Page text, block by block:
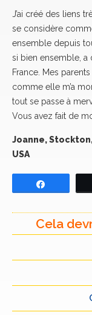
J’ai créé des liens
se considère
ensemble depuis
si bien ensemble, a
France. Mes
comme elle m’a
tout se passe à
Vous avez fait de
Joanne,
USA
Cela